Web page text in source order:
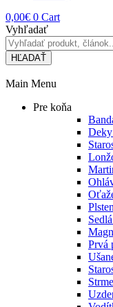
0,00€ 0 Cart
Vyhľadať
HĽADAŤ
Main Menu
Pre koňa
Prvá